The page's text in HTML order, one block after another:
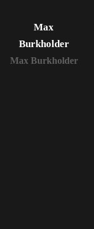
Max
Burkholder
Max Burkholder